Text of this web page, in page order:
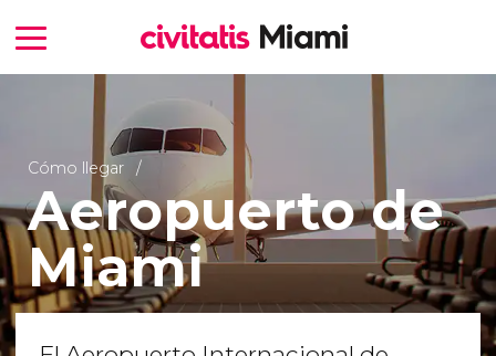
Cómo llegar
Aeropuerto de
Miami